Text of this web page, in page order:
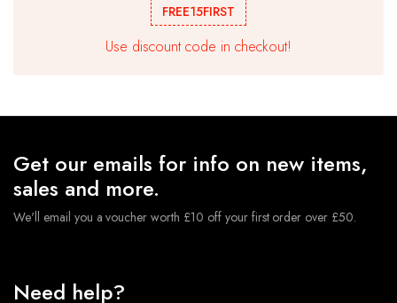
für Luft und Helium. Die Ballons sind robust und
langlebig.Sie müssen sich keine Sorgen machen,dass der
Ballon Set sind perfekt geeignet, Geeignet für
Gold 2x 32" Zahlen Folienballons 5x 12"Gold
FREE15FIRST
Use discount code in checkout!
Get our emails for info on new items,
sales and more.
We'll email you a voucher worth £10 off your first order over £50.
Need help?